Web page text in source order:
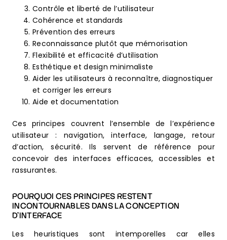
Contrôle et liberté de l’utilisateur
Cohérence et standards
Prévention des erreurs
Reconnaissance plutôt que mémorisation
Flexibilité et efficacité d’utilisation
Esthétique et design minimaliste
Aider les utilisateurs à reconnaître, diagnostiquer
et corriger les erreurs
Aide et documentation
Ces principes couvrent l’ensemble de l’expérience
utilisateur : navigation, interface, langage, retour
d’action, sécurité. Ils servent de référence pour
concevoir des interfaces efficaces, accessibles et
rassurantes.
POURQUOI CES PRINCIPES RESTENT
INCONTOURNABLES DANS LA CONCEPTION
D’INTERFACE
Les heuristiques sont intemporelles car elles